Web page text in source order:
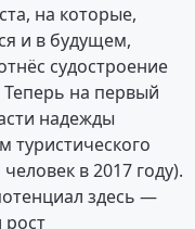
на которые,
и в будущем,
судостроение
на первый
надежды
туристического
в 2017 году).
здесь —
рост